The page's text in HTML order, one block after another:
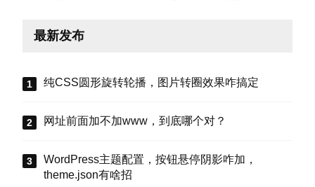
最新发布
纯CSS圆形旋转轮播，图片转圈效果咋搞定
网址前面加不加www，到底哪个对？
WordPress主题配置，按钮悬停阴影咋加，
theme.json有啥招